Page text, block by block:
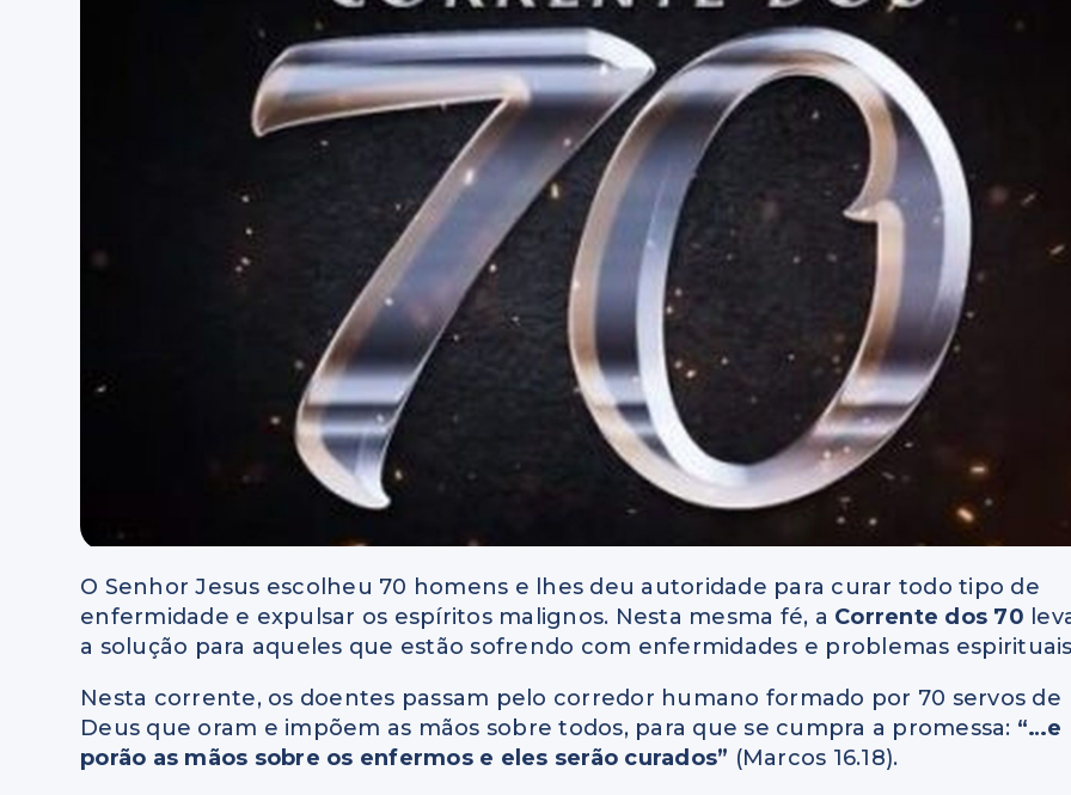
O Senhor Jesus escolheu 70 homens e lhes deu autoridade para curar todo tipo de
enfermidade e expulsar os espíritos malignos. Nesta mesma fé, a Corrente dos 70
a solução para aqueles que estão sofrendo com enfermidades e problemas
Nesta corrente, os doentes passam pelo corredor humano formado por 70 servos de
Deus que oram e impõem as mãos sobre todos, para que se cumpra a promessa: “…e
porão as mãos sobre os enfermos e eles serão curados” (Marcos 16.18).